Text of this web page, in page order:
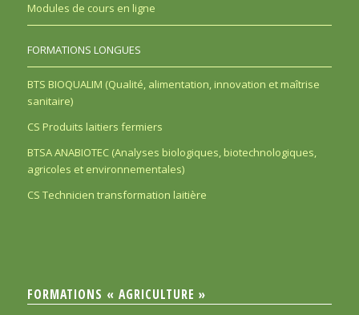
Modules de cours en ligne
FORMATIONS LONGUES
BTS BIOQUALIM (Qualité, alimentation, innovation et maîtrise
sanitaire)
CS Produits laitiers fermiers
BTSA ANABIOTEC (Analyses biologiques, biotechnologiques,
agricoles et environnementales)
CS Technicien transformation laitière
FORMATIONS « AGRICULTURE »